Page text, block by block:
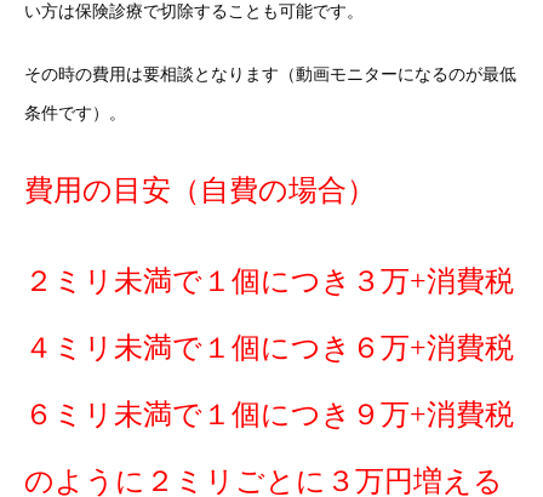
い方は保険診療で切除することも可能です。
その時の費用は要相談となります（動画モニターになるのが最低
条件です）。
費用の目安（自費の場合）
２ミリ未満で１個につき３万+消費税
４ミリ未満で１個につき６万+消費税
６ミリ未満で１個につき９万+消費税
のように２ミリごとに３万円増える